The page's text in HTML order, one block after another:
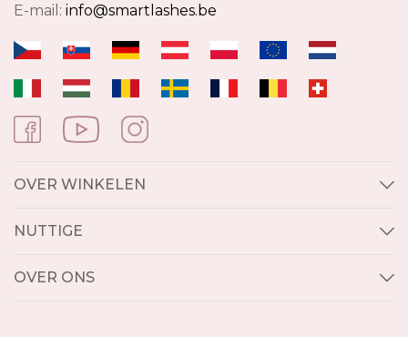
E-mail: info@smartlashes.be
OVER WINKELEN
NUTTIGE
OVER ONS